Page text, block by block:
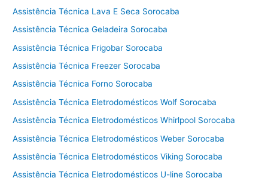
a
V
i
n
C
o
t
a
Assistência Técnica Lava E Seca Sorocaba
Assistência Técnica Geladeira Sorocaba
Assistência Técnica Frigobar Sorocaba
Assistência Técnica Freezer Sorocaba
Assistência Técnica Forno Sorocaba
Assistência Técnica Eletrodomésticos Wolf Sorocaba
Assistência Técnica Eletrodomésticos Whirlpool Sorocaba
Assistência Técnica Eletrodomésticos Weber Sorocaba
Assistência Técnica Eletrodomésticos Viking Sorocaba
Assistência Técnica Eletrodomésticos U-line Sorocaba